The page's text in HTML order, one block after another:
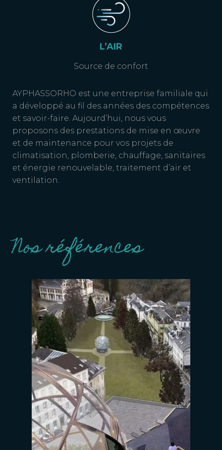
L’AIR
Source de confort
AYPHASSORHO est une entreprise familiale qui
a développé au fil des années des compétences
et savoir-faire. Aujourd’hui, nous vous
proposons des prestations de mise en œuvre
et de maintenance pour vos projets de
climatisation, plomberie, chauffage, sanitaires
et énergie renouvelable, traitement d’air et
ventilation.
Nos références